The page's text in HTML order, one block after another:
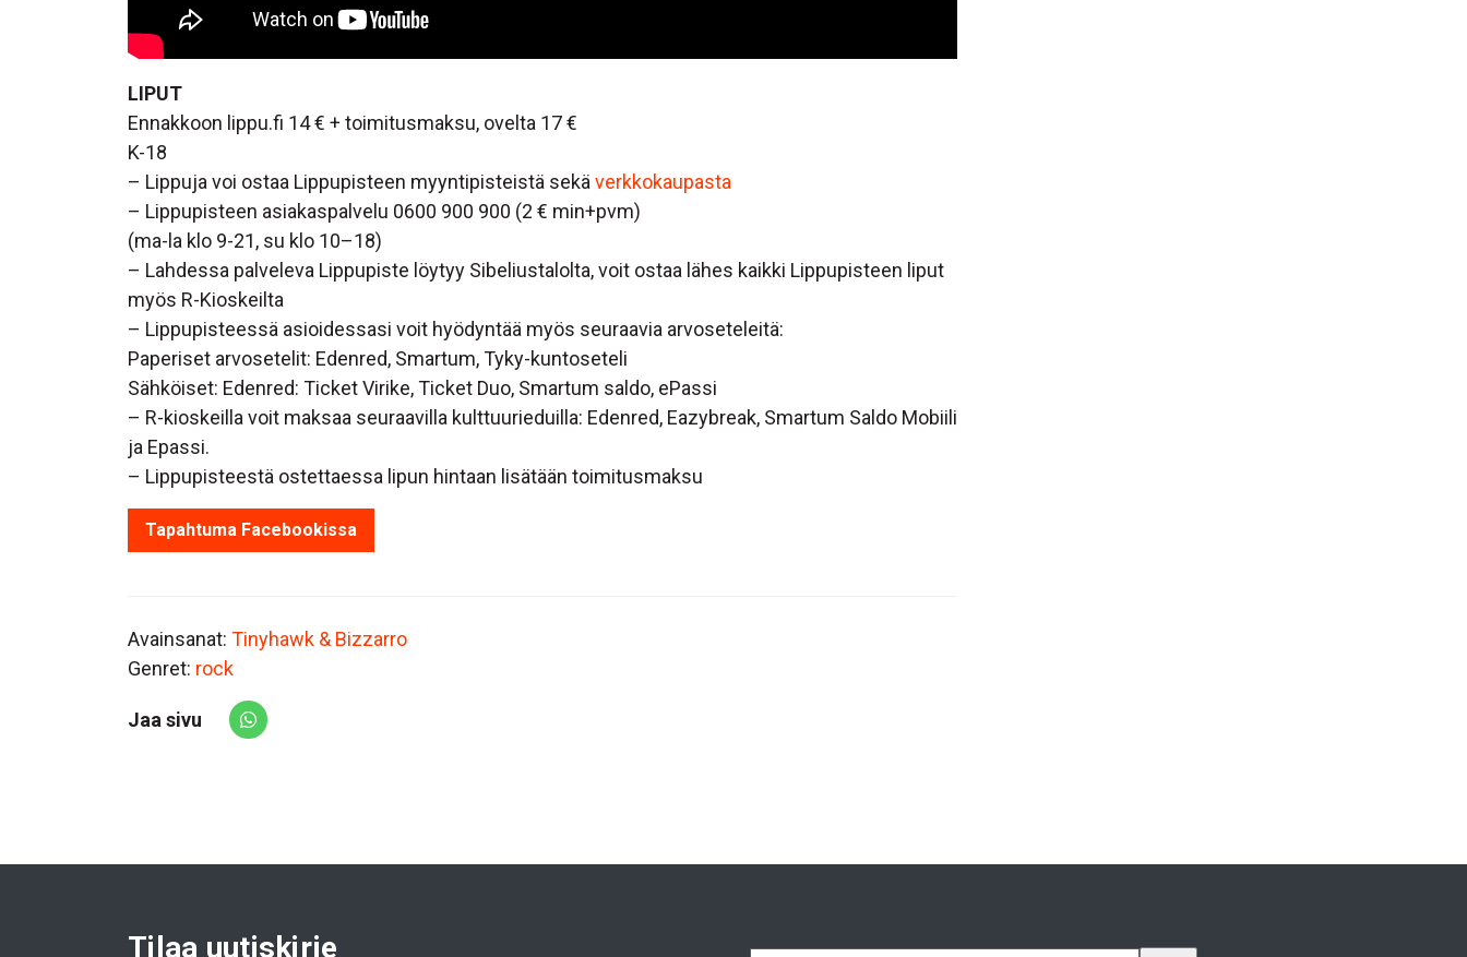
LIPUT
Ennakkoon lippu.fi 14 € + toimitusmaksu, ovelta 17 €
K-18
– Lippuja voi ostaa Lippupisteen myyntipisteistä sekä verkkokaupasta
– Lippupisteen asiakaspalvelu 0600 900 900 (2 € min+pvm)
(ma-la klo 9-21, su klo 10–18)
– Lahdessa palveleva Lippupiste löytyy Sibeliustalolta, voit ostaa lähes kaikki Lippupisteen liput
myös R-Kioskeilta
– Lippupisteessä asioidessasi voit hyödyntää myös seuraavia arvoseteleitä:
Paperiset arvosetelit: Edenred, Smartum, Tyky-kuntoseteli
Sähköiset: Edenred: Ticket Virike, Ticket Duo, Smartum saldo, ePassi
– R-kioskeilla voit maksaa seuraavilla kulttuurieduilla: Edenred, Eazybreak, Smartum Saldo Mobiili
ja Epassi.
– Lippupisteestä ostettaessa lipun hintaan lisätään toimitusmaksu
Tapahtuma Facebookissa
Avainsanat: Tinyhawk & Bizzarro
Genret: rock
Jaa sivu
Share via Whatsapp
Tilaa uutiskirje